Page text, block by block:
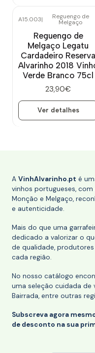
Esgotado
A15.003| Reguengo de
Melgaço
Reguengo de
Melgaço Legatu
Cardadeiro Reserva
Alvarinho 2018
Verde Branco 75cl
23,90€
Ver detalhes
A VinhAlvarinho.pt é
vinhos portugueses,
Monção e Melgaço,
e autenticidade.
Mais do que uma
dedicado a valorizar o
de qualidade,
cada região.
No nosso catálogo
uma seleção cuidada de
Bairrada, entre outras
Subscreva agora
de desconto na sua